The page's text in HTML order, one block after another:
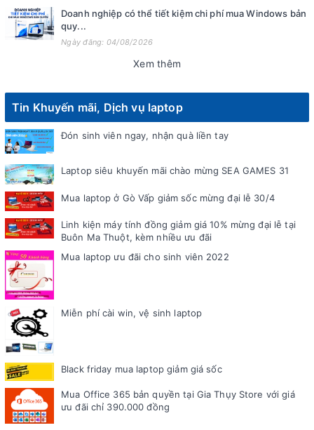
Doanh nghiệp có thể tiết kiệm chi phí mua Windows bản
quy...
Ngày đăng: 04/08/2026
Xem thêm
Tin Khuyến mãi, Dịch vụ laptop
Đón sinh viên ngay, nhận quà liền tay
Laptop siêu khuyến mãi chào mừng SEA GAMES 31
Mua laptop ở Gò Vấp giảm sốc mừng đại lễ 30/4
Linh kiện máy tính đồng giảm giá 10% mừng đại lễ tại
Buôn Ma Thuột, kèm nhiều ưu đãi
Mua laptop ưu đãi cho sinh viên 2022
Miễn phí cài win, vệ sinh laptop
Black friday mua laptop giảm giá sốc
Mua Office 365 bản quyền tại Gia Thụy Store với giá
ưu đãi chỉ 390.000 đồng